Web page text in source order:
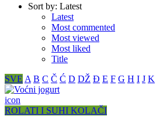
Sort by: Latest
Latest
Most commented
Most viewed
Most liked
Title
SVE A B C Č Ć D DŽ Đ E F G H I J K
icon
ROLATI I SUHI KOLAČI